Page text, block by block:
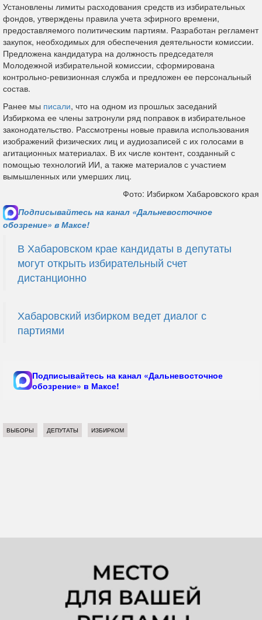
Установлены лимиты расходования средств из избирательных
фондов, утверждены правила учета эфирного времени,
предоставляемого политическим партиям. Разработан регламент
закупок, необходимых для обеспечения деятельности комиссии.
Предложена кандидатура на должность председателя
Молодежной избирательной комиссии, сформирована
контрольно-ревизионная служба и предложен ее персональный
состав.
Ранее мы писали, что на одном из прошлых заседаний
Избиркома ее члены затронули ряд поправок в избирательное
законодательство. Рассмотрены новые правила использования
изображений физических лиц и аудиозаписей с их голосами в
агитационных материалах. В их числе контент, созданный с
помощью технологий ИИ, а также материалов с участием
вымышленных или умерших лиц.
Фото: Избирком Хабаровского края
Подписывайтесь на канал «Дальневосточное
обозрение» в Максе!
В Хабаровском крае кандидаты в депутаты
могут открыть избирательный счет
дистанционно
Хабаровский избирком ведет диалог с
партиями
Подписывайтесь на канал «Дальневосточное
обозрение» в Максе!
ВЫБОРЫ ДЕПУТАТЫ ИЗБИРКОМ